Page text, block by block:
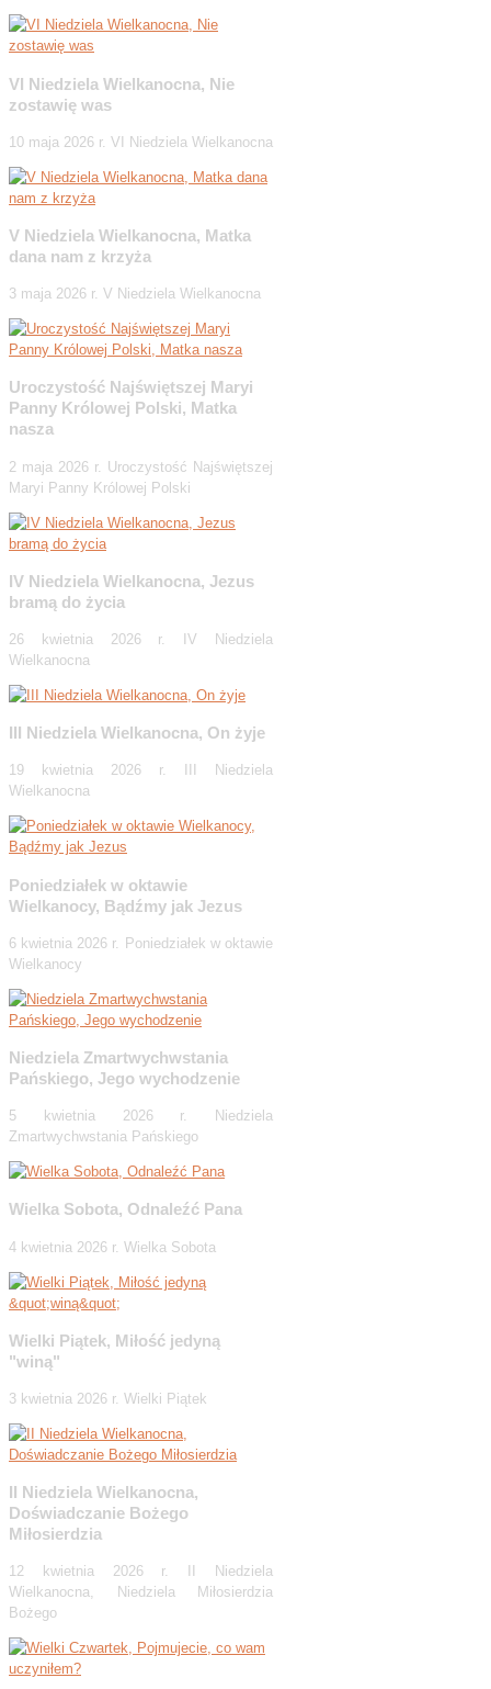
VI Niedziela Wielkanocna, Nie
zostawię was
10 maja 2026 r. VI Niedziela Wielkanocna
V Niedziela Wielkanocna, Matka
dana nam z krzyża
3 maja 2026 r. V Niedziela Wielkanocna
Uroczystość Najświętszej Maryi
Panny Królowej Polski, Matka
nasza
2 maja 2026 r. Uroczystość Najświętszej
Maryi Panny Królowej Polski
IV Niedziela Wielkanocna, Jezus
bramą do życia
26 kwietnia 2026 r. IV Niedziela
Wielkanocna
III Niedziela Wielkanocna, On żyje
19 kwietnia 2026 r. III Niedziela
Wielkanocna
Poniedziałek w oktawie
Wielkanocy, Bądźmy jak Jezus
6 kwietnia 2026 r. Poniedziałek w oktawie
Wielkanocy
Niedziela Zmartwychwstania
Pańskiego, Jego wychodzenie
5 kwietnia 2026 r. Niedziela
Zmartwychwstania Pańskiego
Wielka Sobota, Odnaleźć Pana
4 kwietnia 2026 r. Wielka Sobota
Wielki Piątek, Miłość jedyną
"winą"
3 kwietnia 2026 r. Wielki Piątek
II Niedziela Wielkanocna,
Doświadczanie Bożego
Miłosierdzia
12 kwietnia 2026 r. II Niedziela
Wielkanocna, Niedziela Miłosierdzia
Bożego